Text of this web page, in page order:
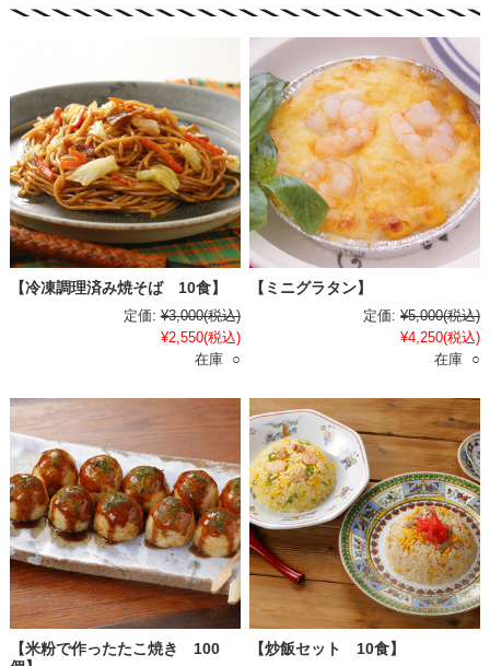
【冷凍調理済み焼そば 10食】
定価: ¥3,000(税込)
¥2,550(税込)
在庫 ○
【ミニグラタン】
定価: ¥5,000(税込)
¥4,250(税込)
在庫 ○
【米粉で作ったたこ焼き 100
【炒飯セット 10食】